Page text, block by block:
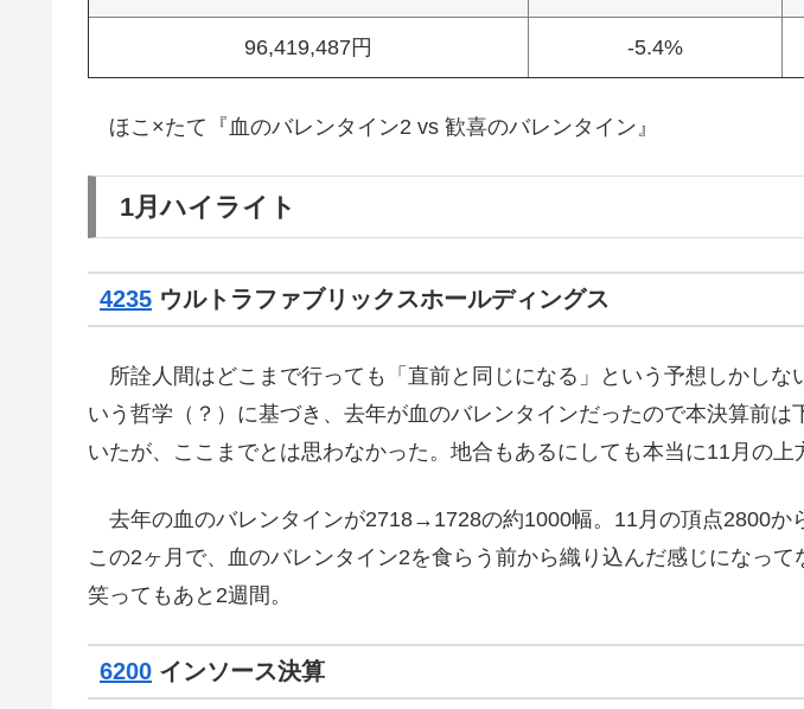
96,419,487円 -5.4%
ほこ×たて『血のバレンタイン2 vs 歓喜のバレンタイン』
1月ハイライト
4235 ウルトラファブリックスホールディングス
所詮人間はどこまで行っても「直前と同じになる」という予想しかしな
いう哲学（？）に基づき、去年が血のバレンタインだったので本決算前は
いたが、ここまでとは思わなかった。地合もあるにしても本当に11月の上
去年の血のバレンタインが2718→1728の約1000幅。11月の頂点2800か
この2ヶ月で、血のバレンタイン2を食らう前から織り込んだ感じになっ
笑ってもあと2週間。
6200 インソース決算